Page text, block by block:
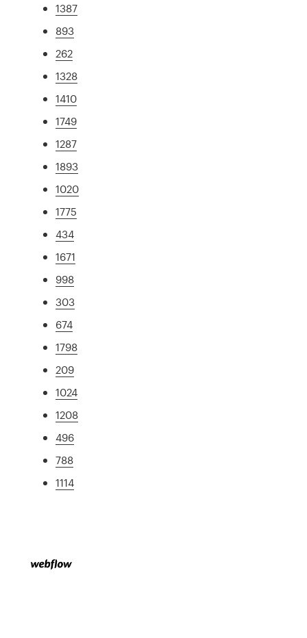
1387
893
262
1328
1410
1749
1287
1893
1020
1775
434
1671
998
303
674
1798
209
1024
1208
496
788
1114